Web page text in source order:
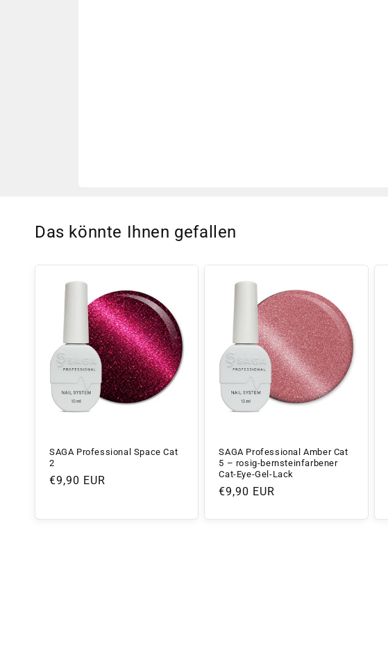
Das könnte Ihnen gefallen
SAGA Professional Space Cat
2
Normaler
€9,90 EUR
SAGA Professional Amber Cat
5 – rosig-bernsteinfarbener
Cat-Eye-Gel-Lack
Normaler
€9,90 EUR